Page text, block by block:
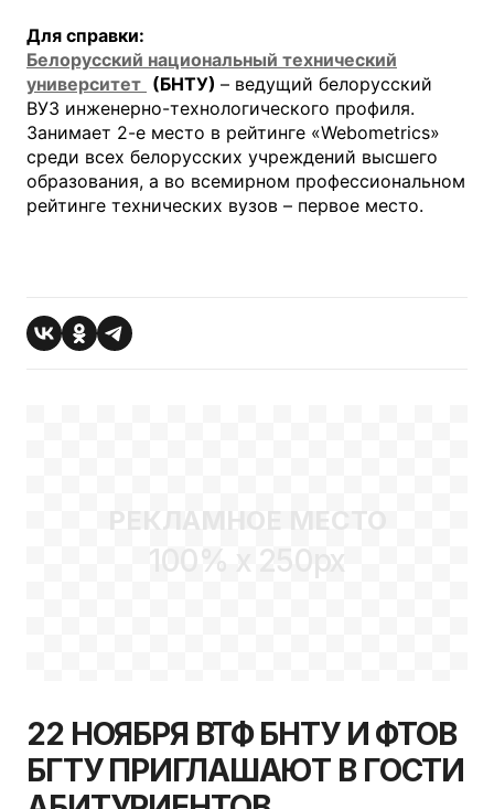
Для справки:
Белорусский национальный технический
университет (БНТУ) – ведущий белорусский
ВУЗ инженерно-технологического профиля.
Занимает 2-е место в рейтинге «Webometrics»
среди всех белорусских учреждений высшего
образования, а во всемирном профессиональном
рейтинге технических вузов – первое место.
РЕКЛАМНОЕ МЕСТО
100% x 250px
22 НОЯБРЯ ВТФ БНТУ И ФТОВ
БГТУ ПРИГЛАШАЮТ В ГОСТИ